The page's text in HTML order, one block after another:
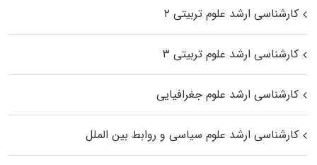
کارشناسی ارشد علوم تربیتی ۲
کارشناسی ارشد علوم تربیتی ۳
کارشناسی ارشد علوم جغرافیایی
کارشناسی ارشد علوم سیاسی و روابط بین الملل